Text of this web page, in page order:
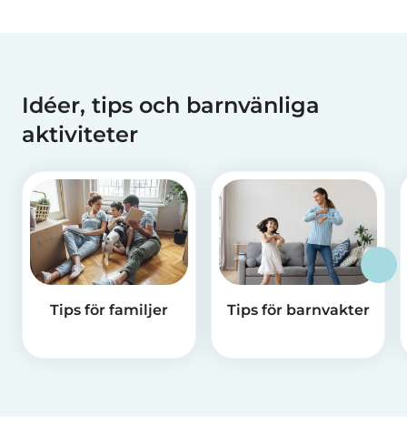
Idéer, tips och barnvänliga
aktiviteter
Tips för familjer Tips för barnvakter